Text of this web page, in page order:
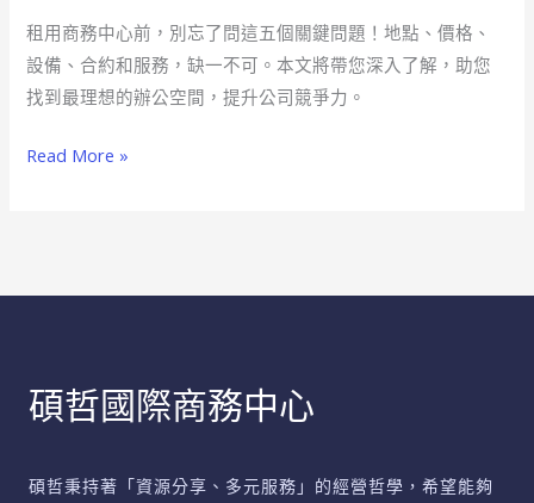
租用商務中心前，別忘了問這五個關鍵問題！地點、價格、
設備、合約和服務，缺一不可。本文將帶您深入了解，助您
找到最理想的辦公空間，提升公司競爭力。
心
前
必
的
鍵
助
你
到
Read More »
碩哲國際商務中心
碩哲秉持著「資源分享、多元服務」的經營哲學，希望能夠